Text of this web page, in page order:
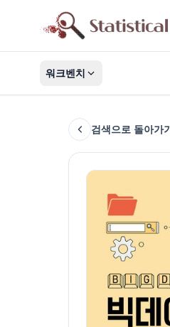
워크벤치
검색으로 돌아가기